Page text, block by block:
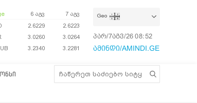
6 აგვ
7 აგვ
2.6229
2.6223
3.0260
3.0264
3.2340 3.2281
Geo
პარ/7აგვ/26 08:52:56
ამინდი/AMINDI.GE